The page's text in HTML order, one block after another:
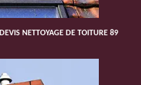
DEVIS NETTOYAGE DE TOITURE 89